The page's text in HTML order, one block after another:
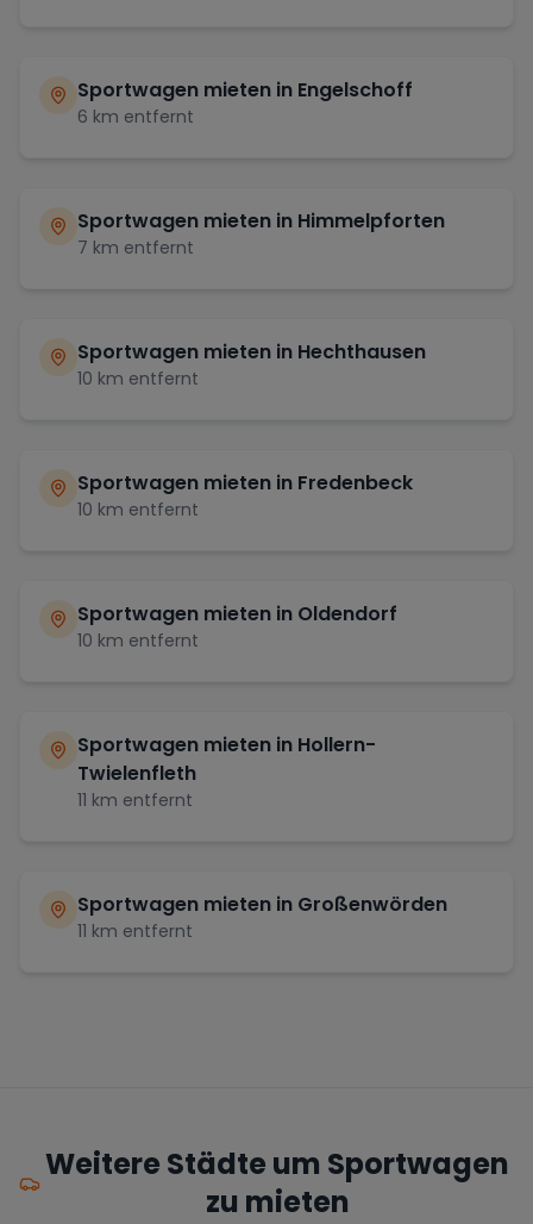
Sportwagen mieten in Engelschoff
6 km entfernt
Sportwagen mieten in Himmelpforten
7 km entfernt
Sportwagen mieten in Hechthausen
10 km entfernt
Sportwagen mieten in Fredenbeck
10 km entfernt
Sportwagen mieten in Oldendorf
10 km entfernt
Sportwagen mieten in Hollern-
Twielenfleth
11 km entfernt
Sportwagen mieten in Großenwörden
11 km entfernt
Weitere Städte um Sportwagen
zu mieten